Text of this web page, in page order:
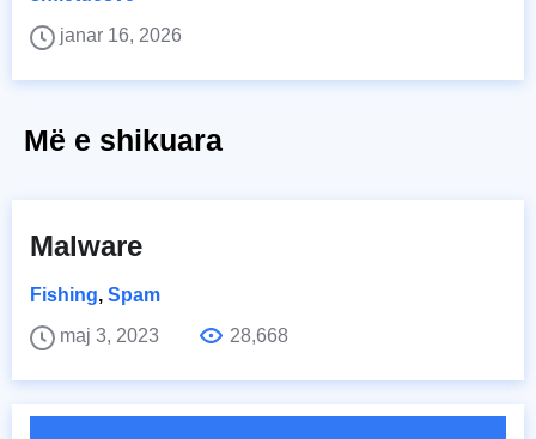
janar 16, 2026
Më e shikuara
Malware
Fishing, Spam
maj 3, 2023
28,668